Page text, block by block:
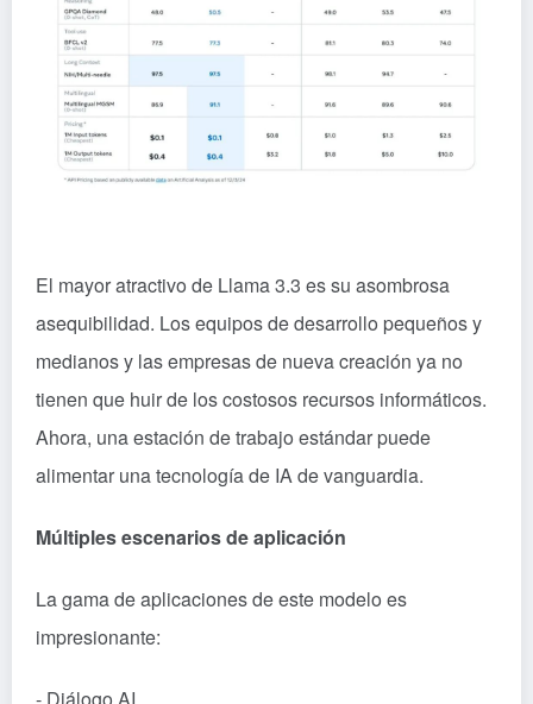
El mayor atractivo de Llama 3.3 es su asombrosa
asequibilidad. Los equipos de desarrollo pequeños y
medianos y las empresas de nueva creación ya no
tienen que huir de los costosos recursos informáticos.
Ahora, una estación de trabajo estándar puede
alimentar una tecnología de IA de vanguardia.
Múltiples escenarios de aplicación
La gama de aplicaciones de este modelo es
impresionante: